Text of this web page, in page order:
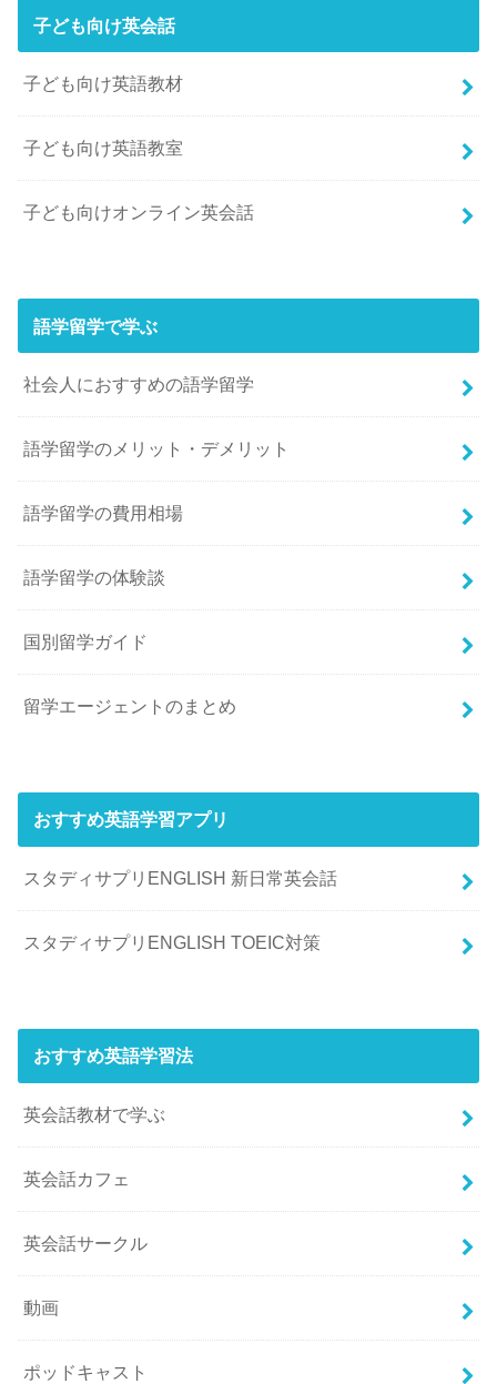
子ども向け英会話
子ども向け英語教材
子ども向け英語教室
子ども向けオンライン英会話
語学留学で学ぶ
社会人におすすめの語学留学
語学留学のメリット・デメリット
語学留学の費用相場
語学留学の体験談
国別留学ガイド
留学エージェントのまとめ
おすすめ英語学習アプリ
スタディサプリENGLISH 新日常英会話
スタディサプリENGLISH TOEIC対策
おすすめ英語学習法
英会話教材で学ぶ
英会話カフェ
英会話サークル
動画
ポッドキャスト